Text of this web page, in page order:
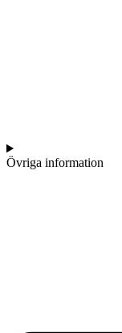
Övriga information